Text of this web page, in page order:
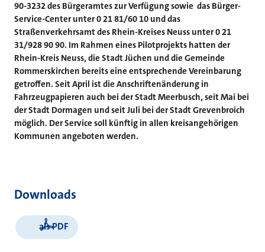
90-3232 des Bürgeramtes zur Verfügung sowie das Bürger-
Service-Center unter 0 21 81/60 10 und das
Straßenverkehrsamt des Rhein-Kreises Neuss unter 0 21
31/928 90 90. Im Rahmen eines Pilotprojekts hatten der
Rhein-Kreis Neuss, die Stadt Jüchen und die Gemeinde
Rommerskirchen bereits eine entsprechende Vereinbarung
getroffen. Seit April ist die Anschriftenänderung in
Fahrzeugpapieren auch bei der Stadt Meerbusch, seit Mai bei
der Stadt Dormagen und seit Juli bei der Stadt Grevenbroich
möglich. Der Service soll künftig in allen kreisangehörigen
Kommunen angeboten werden.
Downloads
als PDF